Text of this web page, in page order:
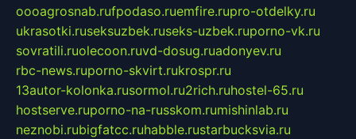
oooagrosnab.rufpodaso.ruemfire.rupro-otdelky.ru
ukrasotki.ruseksuzbek.ruseks-uzbek.ruporno-vk.ru
sovratili.ruolecoon.ruvd-dosug.ruadonyev.ru
rbc-news.ruporno-skvirt.rukrospr.ru
13autor-kolonka.rusormol.ru2rich.ruhostel-65.ru
hostserve.ruporno-na-russkom.rumishinlab.ru
neznobi.rubigfatcc.ruhabble.rustarbucksvia.ru